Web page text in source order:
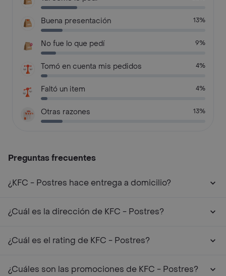
Buena presentación 13%
No fue lo que pedí 9%
Tomó en cuenta mis pedidos 4%
Faltó un item 4%
Otras razones 13%
Preguntas frecuentes
¿KFC - Postres hace entrega a domicilio?
¿Cuál es la dirección de KFC - Postres?
¿Cuál es el rating de KFC - Postres?
¿Cuáles son las promociones de KFC - Postres?